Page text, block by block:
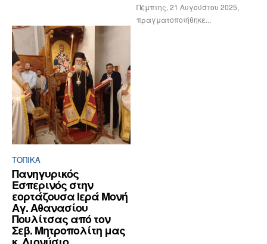
Πέμπτης, 21 Αυγούστου 2025,
πραγματοποιήθηκε...
ΤΟΠΙΚΑ
Πανηγυρικός
Εσπερινός στην
εορτάζουσα Ιερά Μονή
Αγ. Αθανασίου
Πουλίτσας από τον
Σεβ. Μητροπολίτη μας